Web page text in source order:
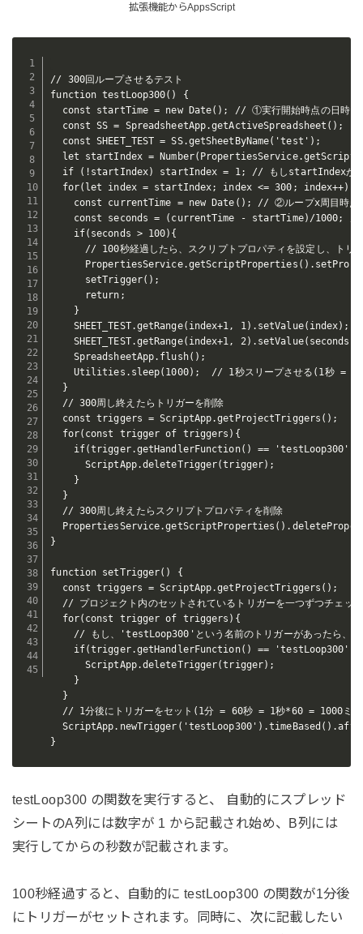
拡張機能からAppsScript
// 300回ループさせるテスト
function testLoop300() {
  const startTime = new Date(); // ①実行開始時点の日時
  const SS = SpreadsheetApp.getActiveSpreadsheet();
  const SHEET_TEST = SS.getSheetByName('test');
let startIndex =
if (!startIndex) startIndex = 1; // もしstartIndexが
  for(let index = startIndex; index <= 300; index++){
const currentTime = new Date(); // ②ループx周目時点
const seconds = (currentTime - startTime)/1000; //
    if(seconds > 100){
// 100秒経過したら、スクリプトプロパティを設定し、トリ
      setTrigger();
      return;
    }
SHEET_TEST.getRange(index+1, 1).setValue(index);
SHEET_TEST.getRange(index+1, 2).setValue(seconds);
    SpreadsheetApp.flush();
Utilities.sleep(1000);  // 1秒スリープさせる(1秒 =
  }
  // 300周し終えたらトリガーを削除
  const triggers = ScriptApp.getProjectTriggers();
  for(const trigger of triggers){
    if(trigger.getHandlerFunction() == 'testLoop300'){
      ScriptApp.deleteTrigger(trigger);
    }
  }
  // 300周し終えたらスクリプトプロパティを削除
}
function setTrigger() {
  const triggers = ScriptApp.getProjectTriggers();
  // プロジェクト内のセットされているトリガーを一つずつチェック
  for(const trigger of triggers){
// もし、'testLoop300'という名前のトリガーがあったら、そ
    if(trigger.getHandlerFunction() == 'testLoop300'){
      ScriptApp.deleteTrigger(trigger);
    }
  }
// 1分後にトリガーをセット(1分 = 60秒 = 1秒*60 = 1000ミ
}
testLoop300 の関数を実行すると、 自動的にスプレッド
シートのA列には数字が 1 から記載され始め、B列には
実行してからの秒数が記載されます。
100秒経過すると、自動的に testLoop300 の関数が1分後
にトリガーがセットされます。同時に、次に記載したい